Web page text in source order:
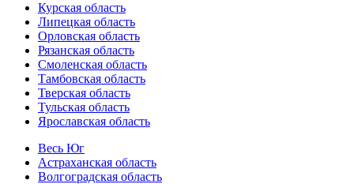
Курская область
Липецкая область
Орловская область
Рязанская область
Смоленская область
Тамбовская область
Тверская область
Тульская область
Ярославская область
Весь Юг
Астраханская область
Волгоградская область